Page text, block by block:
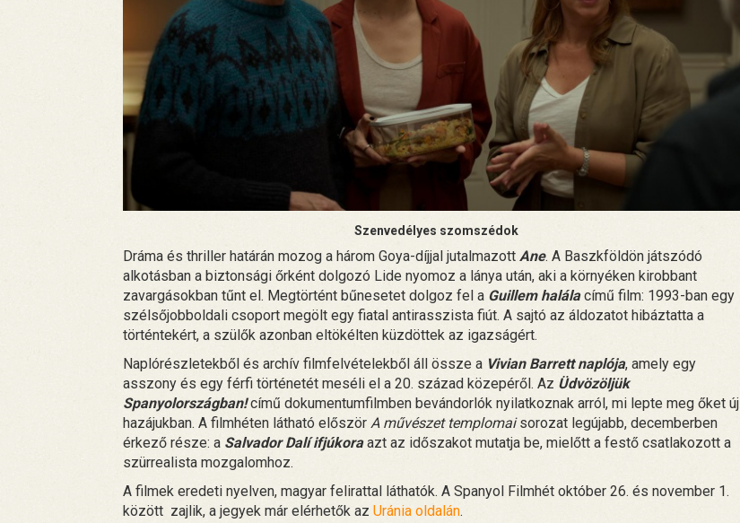
Szenvedélyes szomszédok
Dráma és thriller határán mozog a három Goya-díjjal jutalmazott Ane. A Baszkföldön játszódó
alkotásban a biztonsági őrként dolgozó Lide nyomoz a lánya után, aki a környéken kirobbant
zavargásokban tűnt el. Megtörtént bűnesetet dolgoz fel a Guillem halálacímű film: 1993-ban egy
szélsőjobboldali csoport megölt egy fiatal antirasszista fiút. A sajtó az áldozatot hibáztatta a
történtekért, a szülők azonban eltökélten küzdöttek az igazságért.
Naplórészletekből és archív filmfelvételekből áll össze a Vivian Barrett naplója, amely egy
asszony és egy férfi történetét meséli el a 20. század közepéről. Az Üdvözöljük
Spanyolországban!című dokumentumfilmben bevándorlók nyilatkoznak arról, mi lepte meg őket új
hazájukban. A filmhéten látható először A művészet templomaisorozat legújabb, decemberben
érkező része: a Salvador Dalí ifjúkora azt az időszakot mutatja be, mielőtt a festő csatlakozott a
szürrealista mozgalomhoz.
A filmek eredeti nyelven, magyar felirattal láthatók. A Spanyol Filmhét október 26. és november 1.
között zajlik, a jegyek már elérhetők az Uránia oldalán.